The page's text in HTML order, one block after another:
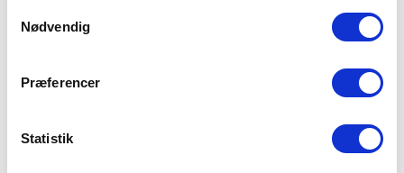
Du kan læse mere om vores brug af cookies under
"Detaljer" eller ved at klikke videre til vores Cookiepolitik,
Nødvendig
Præferencer
Statistik